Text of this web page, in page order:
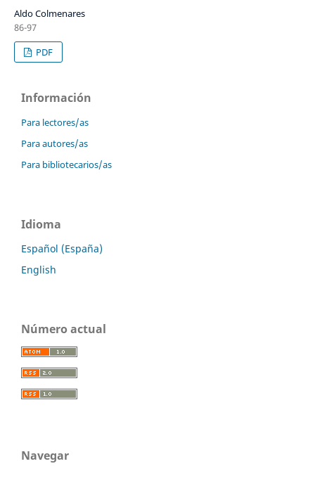
Aldo Colmenares
86-97
PDF
Información
Para lectores/as
Para autores/as
Para bibliotecarios/as
Idioma
Español (España)
English
Número actual
Navegar